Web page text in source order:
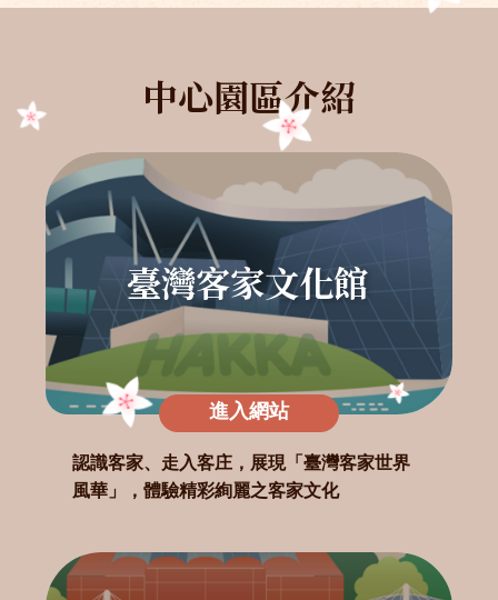
中心園區介紹
臺灣客家文化館
進入網站
認識客家、走入客庄，展現「臺灣客家世界
風華」，體驗精彩絢麗之客家文化